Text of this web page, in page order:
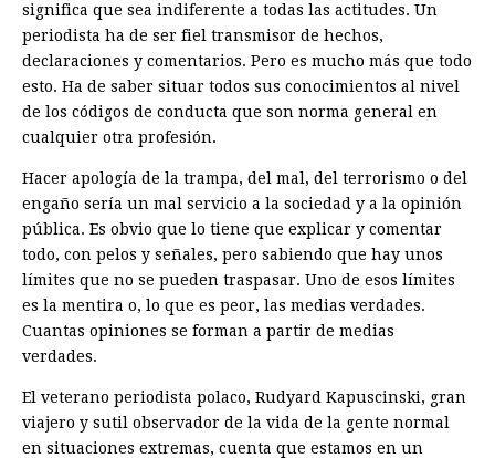
significa que sea indiferente a todas las actitudes. Un
periodista ha de ser fiel transmisor de hechos,
declaraciones y comentarios. Pero es mucho más que todo
esto. Ha de saber situar todos sus conocimientos al nivel
de los códigos de conducta que son norma general en
cualquier otra profesión.
Hacer apología de la trampa, del mal, del terrorismo o del
engaño sería un mal servicio a la sociedad y a la opinión
pública. Es obvio que lo tiene que explicar y comentar
todo, con pelos y señales, pero sabiendo que hay unos
límites que no se pueden traspasar. Uno de esos límites
es la mentira o, lo que es peor, las medias verdades.
Cuantas opiniones se forman a partir de medias
verdades.
El veterano periodista polaco, Rudyard Kapuscinski, gran
viajero y sutil observador de la vida de la gente normal
en situaciones extremas, cuenta que estamos en un